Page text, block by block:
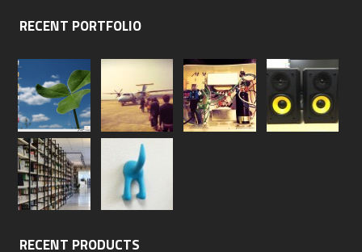
RECENT PORTFOLIO
RECENT PRODUCTS